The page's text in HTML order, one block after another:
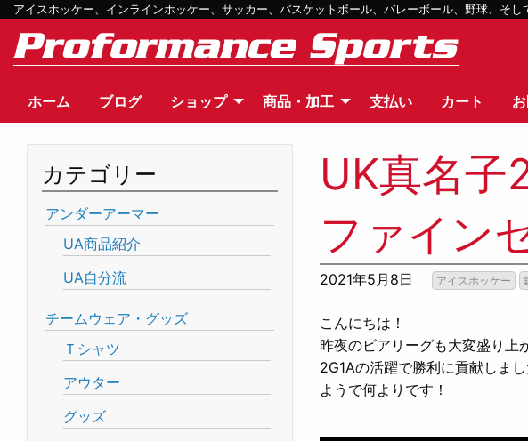
アイスホッケー、インラインホッケー、サッカー、バスケットボール、バレーボール、野球、そ
ホーム ブログ ショップ 商品・加工 支払い カート
UK真名子
ファイン
2021年5月8日 アイスホッケー
こんにちは！
昨夜のビアリーグも大変盛り上
2G1Aの活躍で勝利に貢献しま
ようで何よりです！
カテゴリー
アンダーアーマー
UA商品紹介
UA自分流
チームウェア・グッズ
Ｔシャツ
アウター
グッズ